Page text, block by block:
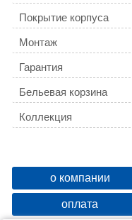
Покрытие корпуса
Монтаж
Гарантия
Бельевая корзина
Коллекция
о компании
оплата